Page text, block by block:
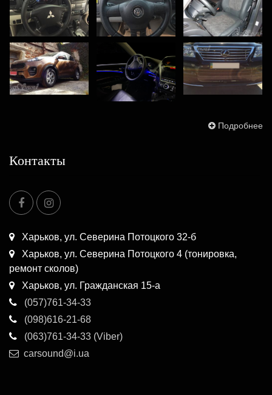
Подробнее
Контакты
Харьков, ул. Северина Потоцкого 32-б
Харьков, ул. Северина Потоцкого 4 (тонировка,
ремонт сколов)
Харьков, ул. Гражданская 15-а
(057)761-34-33
(098)616-21-68
(063)761-34-33 (Viber)
carsound@i.ua